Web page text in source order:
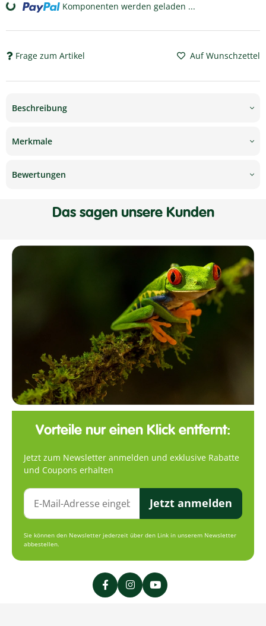
Loading... Komponenten werden geladen ...
Frage zum Artikel Auf Wunschzettel
Beschreibung
Merkmale
Bewertungen
Das sagen unsere Kunden
Vorteile nur einen Klick entfernt:
Jetzt zum Newsletter anmelden und exklusive Rabatte
und Coupons erhalten
Jetzt anmelden
Sie können den Newsletter jederzeit über den Link in unserem Newsletter
abbestellen.